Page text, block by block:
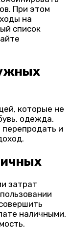
При этом
на
список
которые не
одежда,
и
затрат
наличными,